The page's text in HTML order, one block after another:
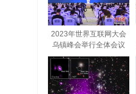
2023年世界互联网大会
乌镇峰会举行全体会议